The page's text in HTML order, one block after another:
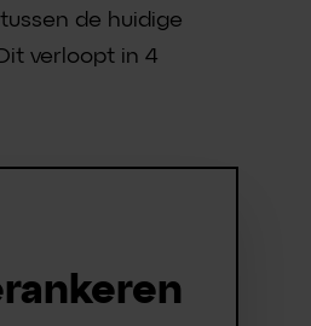
de huidige
verloopt in 4